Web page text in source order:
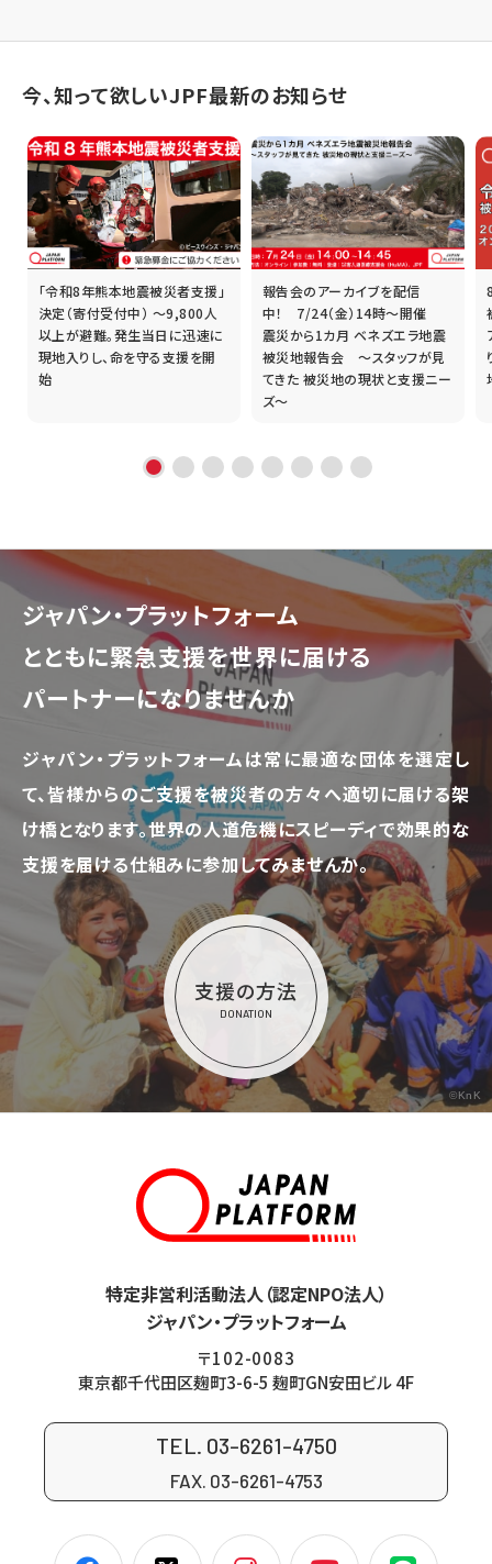
今、知って欲しいJPF最新のお知らせ
「令和8年熊本地震被災者支援」
決定（寄付受付中） ～9,800人
以上が避難。発生当日に迅速に
現地入りし、命を守る支援を開
始
報告会のアーカイブを配信
中！ 7/24（金）14時～開催
震災から1カ月 ベネズエラ地震
被災地報告会 ～スタッフが見
てきた 被災地の現状と支援ニー
ズ～
ジャパン・プラットフォーム
とともに緊急支援を世界に届ける
パートナーになりませんか
ジャパン・プラットフォームは常に最適な団体を選定し
て、皆様からのご支援を被災者の方々へ適切に届ける架
け橋となります。世界の人道危機にスピーディで効果的な
支援を届ける仕組みに参加してみませんか。
支援の方法
DONATION
©KnK
特定非営利活動法人（認定NPO法人）
ジャパン・プラットフォーム
〒102-0083
東京都千代田区麹町3-6-5 麹町GN安田ビル 4F
TEL. 03-6261-4750
FAX. 03-6261-4753